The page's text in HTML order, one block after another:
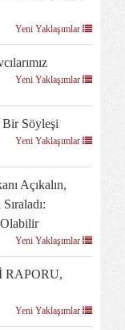
Yeni Yaklaşımlar
Yeni Yaklaşımlar
Söyleşi
Yeni Yaklaşımlar
Açıkalın,
Yeni Yaklaşımlar
Yeni Yaklaşımlar